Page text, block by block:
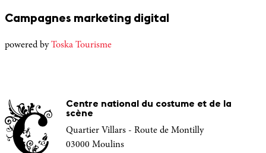
Campagnes marketing digital
powered byToska Tourisme
Centre national du costume et de la
scène
Quartier Villars - Route de Montilly
03000 Moulins